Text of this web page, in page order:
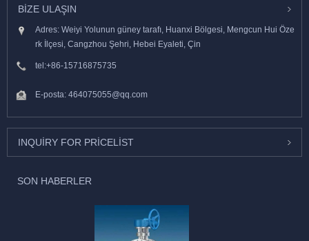
BIZE ULAŞIN
Adres: Weiyi Yolunun güney tarafı, Huanxi Bölgesi, Mengcun Hui Öze
rk İlçesi, Cangzhou Şehri, Hebei Eyaleti, Çin
tel:+86-15716875735
E-posta: 464075055@qq.com
INQUIRY FOR PRICELIST
SON HABERLER